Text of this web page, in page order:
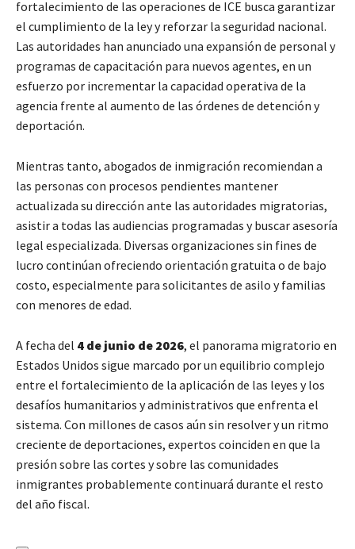
fortalecimiento de las operaciones de ICE busca garantizar
el cumplimiento de la ley y reforzar la seguridad nacional.
Las autoridades han anunciado una expansión de personal y
programas de capacitación para nuevos agentes, en un
esfuerzo por incrementar la capacidad operativa de la
agencia frente al aumento de las órdenes de detención y
deportación.
Mientras tanto, abogados de inmigración recomiendan a
las personas con procesos pendientes mantener
actualizada su dirección ante las autoridades migratorias,
asistir a todas las audiencias programadas y buscar asesoría
legal especializada. Diversas organizaciones sin fines de
lucro continúan ofreciendo orientación gratuita o de bajo
costo, especialmente para solicitantes de asilo y familias
con menores de edad.
A fecha del 4 de junio de 2026, el panorama migratorio en
Estados Unidos sigue marcado por un equilibrio complejo
entre el fortalecimiento de la aplicación de las leyes y los
desafíos humanitarios y administrativos que enfrenta el
sistema. Con millones de casos aún sin resolver y un ritmo
creciente de deportaciones, expertos coinciden en que la
presión sobre las cortes y sobre las comunidades
inmigrantes probablemente continuará durante el resto
del año fiscal.